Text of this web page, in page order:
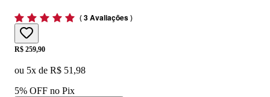
(3 Avaliações)
Price:
R$ 259,90
ou 5x de R$ 51,98
5% OFF no Pix